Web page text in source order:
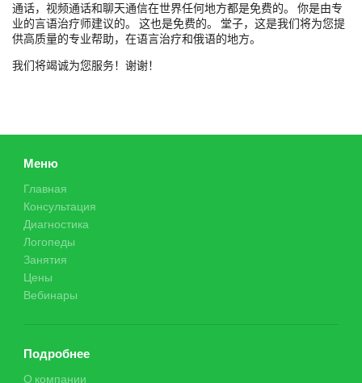
通话，视频通话和聊天通信在世界任何地方都是免费的。 你是由专
业的言语治疗师建议的。 这也是免费的。 堂子，这是我们将为您提
供高质量的专业帮助，在语言治疗和俄语的地方。
我们将竭诚为您服务！谢谢！
Меню
Главная
Консультация
Диагностика
Логопеды
Занятия
Цены
Вебинары
Подробнее
О компании